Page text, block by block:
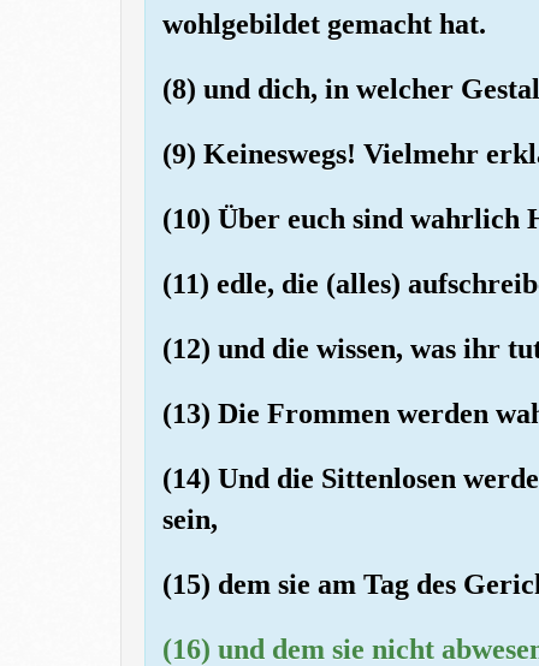
wohlgebildet gemacht hat.
(8) und dich, in welcher
(9) Keineswegs! Vielmehr
(10) Über euch sind wahrlich
(11) edle, die (alles)
(12) und die wissen, was ihr
(13) Die Frommen werden
(14) Und die Sittenlosen
sein,
(15) dem sie am Tag des
(16) und dem sie nicht